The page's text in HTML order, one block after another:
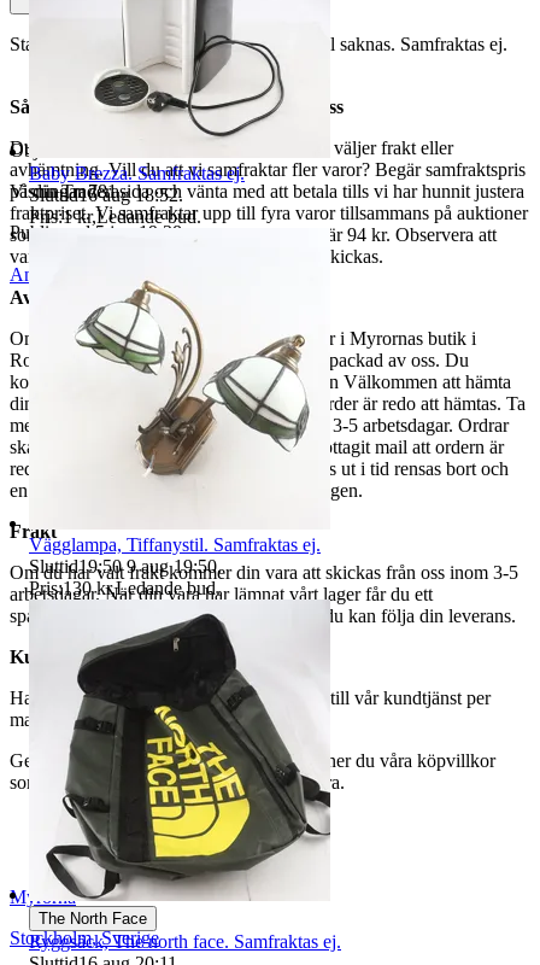
Startar, ej vidare funktionstestad. Bildkabel saknas. Samfraktas ej.
Så här går det till när du handlar hos oss
Du betalar din order direkt på Tradera och väljer frakt eller
avhämtning. Vill du att vi samfraktar fler varor? Begär samfraktspris
på din Traderasida och vänta med att betala tills vi har hunnit justera
fraktpriset. Vi samfraktar upp till fyra varor tillsammans på auktioner
som avslutas samma dag. Samfraktspriset är 94 kr. Observera att
varor märkta endast avhämtning inte kan skickas.
Avhämtning
Om du väljer avhämtning hämtas din order i Myrornas butik i
Ropsten, Kolargatan 2 efter den har blivit packad av oss. Du
kommer att få ett separat mail med rubriken Välkommen att hämta
din order på Myrorna i Ropsten! när din order är redo att hämtas. Ta
med legitimation. Hanteringstiden är cirka 3-5 arbetsdagar. Ordrar
ska hämtas senast 7 dagar efter att man mottagit mail att ordern är
redo för avhämtning. Ordrar som ej hämtas ut i tid rensas bort och
en avgift på 84 kr dras av från återbetalningen.
Frakt
Om du har valt frakt kommer din vara att skickas från oss inom 3-5
arbetsdagar. När din vara har lämnat vårt lager får du ett
spårningsnummer av DSV inom kort där du kan följa din leverans.
Kundservice
Har du frågor eller funderingar hör av dig till vår kundtjänst per
mail:
webbshop@myrorna.se
Genom att buda på våra annonser godkänner du våra köpvillkor
som du hittar på vår infosida här på Tradera.
Objektnr
Visningar 781
Publicerad 5 jun 19:38
Anmäl Sälj liknande
Myrorna
Stockholm,Sverige
Baby Brezza. Samfraktas ej.
Sluttid16 aug 18:52.
Pris:1 kr,Ledande bud.
Vägglampa, Tiffanystil. Samfraktas ej.
Sluttid19:50 9 aug 19:50.
Pris:130 kr,Ledande bud.
The North Face
Ryggsäck, The north face. Samfraktas ej.